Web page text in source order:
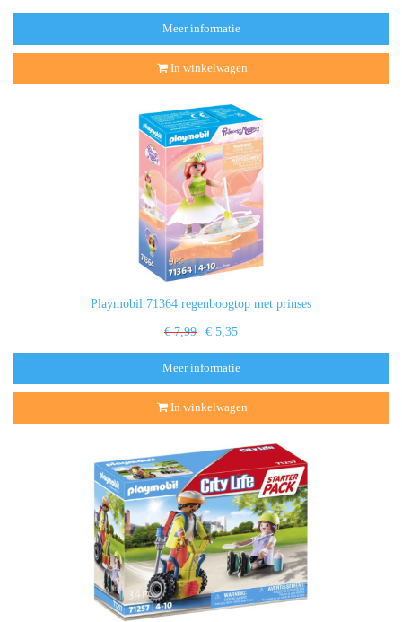
Meer informatie
In winkelwagen
Playmobil 71364 regenboogtop met prinses
€ 7,99 € 5,35
Meer informatie
In winkelwagen